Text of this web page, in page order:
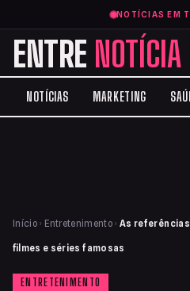
NOTÍCIAS EM
ENTRE NOTÍCIA
NOTÍCIAS MARKETING
Início › Entretenimento › As
filmes e séries famosas
ENTRETENIMENTO